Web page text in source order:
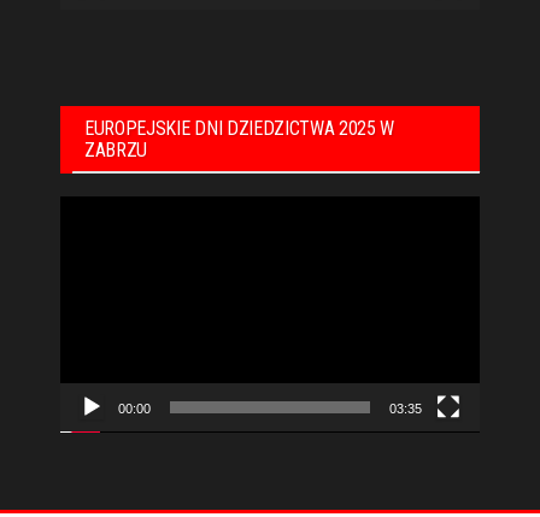
EUROPEJSKIE DNI DZIEDZICTWA 2025 W
ZABRZU
00:00 03:35